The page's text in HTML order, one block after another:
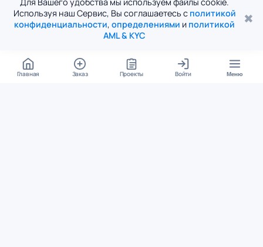
Используя наш Сервис, Вы соглашаетесь с политикой
конфиденциальности, определениями и политикой
AML & KYC
✖
Главная Заказ Проекты Войти Меню